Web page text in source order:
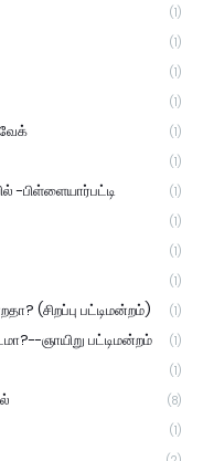
(1)
(1)
(1)
(1)
(1)
(1)
-பிள்ளையார்பட்டி (1)
(1)
(1)
(1)
(சிறப்பு பட்டிமன்றம்) (1)
ஞாயிறு பட்டிமன்றம் (1)
(1)
(8)
(1)